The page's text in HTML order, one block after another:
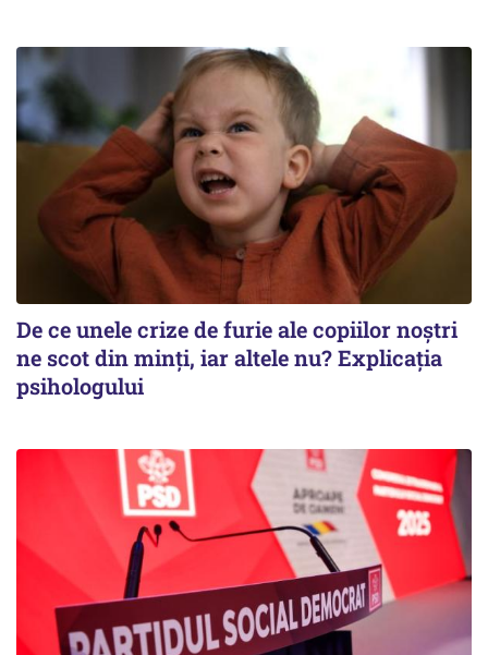
De ce unele crize de furie ale copiilor noștri
ne scot din minți, iar altele nu? Explicația
psihologului